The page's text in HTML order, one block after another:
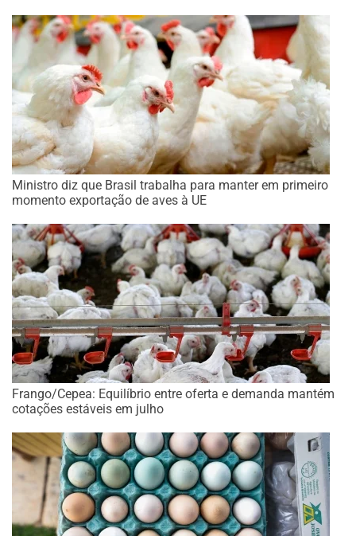
Ministro diz que Brasil trabalha para manter em primeiro
momento exportação de aves à UE
Frango/Cepea: Equilíbrio entre oferta e demanda mantém
cotações estáveis em julho